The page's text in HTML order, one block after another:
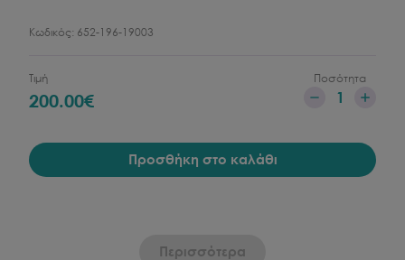
Κωδικός: 652-196-19003
Τιμή
200.00€
Ποσότητα
1
Προσθήκη στο καλάθι
Περισσότερα